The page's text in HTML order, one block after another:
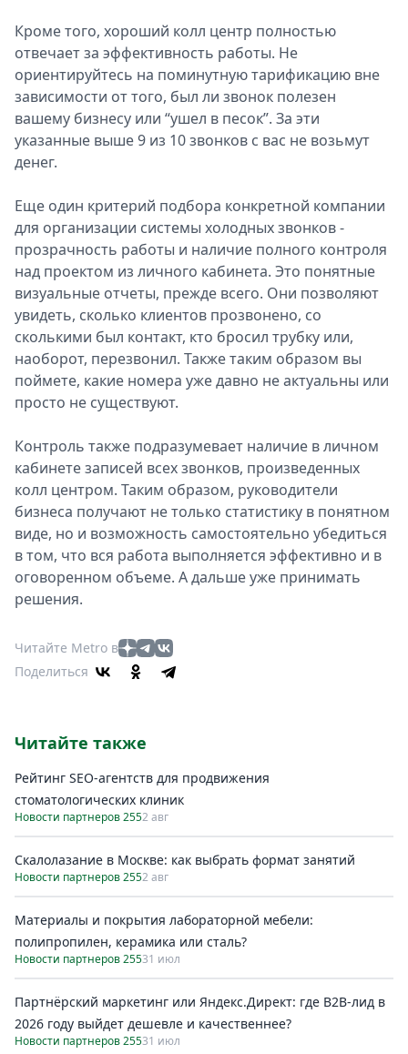
Кроме того, хороший колл центр полностью
отвечает за эффективность работы. Не
ориентируйтесь на поминутную тарификацию вне
зависимости от того, был ли звонок полезен
вашему бизнесу или “ушел в песок”. За эти
указанные выше 9 из 10 звонков с вас не возьмут
денег.
Еще один критерий подбора конкретной компании
для организации системы холодных звонков -
прозрачность работы и наличие полного контроля
над проектом из личного кабинета. Это понятные
визуальные отчеты, прежде всего. Они позволяют
увидеть, сколько клиентов прозвонено, со
сколькими был контакт, кто бросил трубку или,
наоборот, перезвонил. Также таким образом вы
поймете, какие номера уже давно не актуальны или
просто не существуют.
Контроль также подразумевает наличие в личном
кабинете записей всех звонков, произведенных
колл центром. Таким образом, руководители
бизнеса получают не только статистику в понятном
виде, но и возможность самостоятельно убедиться
в том, что вся работа выполняется эффективно и в
оговоренном объеме. А дальше уже принимать
решения.
Читайте Metro в
Поделиться
Читайте также
Рейтинг SEO-агентств для продвижения
стоматологических клиник
Новости партнеров 2552 авг
Скалолазание в Москве: как выбрать формат занятий
Новости партнеров 2552 авг
Материалы и покрытия лабораторной мебели:
полипропилен, керамика или сталь?
Новости партнеров 25531 июл
Партнёрский маркетинг или Яндекс.Директ: где B2B-лид в
2026 году выйдет дешевле и качественнее?
Новости партнеров 25531 июл